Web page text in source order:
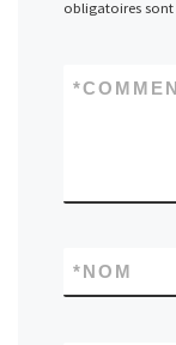
obligatoires sont
*
NOM
*